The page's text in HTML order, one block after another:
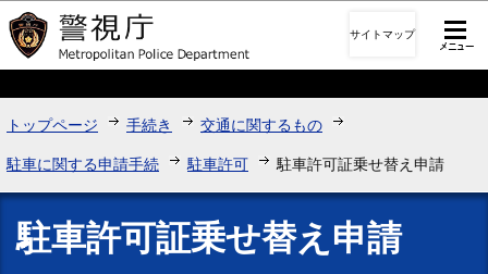
このページの本文へ移動
サイトマップ
トップページ 手続き 交通に関するもの
駐車に関する申請手続 駐車許可 駐車許可証乗せ替え申請
駐車許可証乗せ替え申請